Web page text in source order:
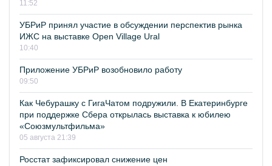
11:52
УБРиР принял участие в обсуждении перспектив рынка
ИЖС на выставке Open Village Ural
10:40
Приложение УБРиР возобновило работу
09:50
Как Чебурашку с ГигаЧатом подружили. В Екатеринбурге
при поддержке Сбера открылась выставка к юбилею
«Союзмультфильма»
05 августа 21:39
Росстат зафиксировал снижение цен